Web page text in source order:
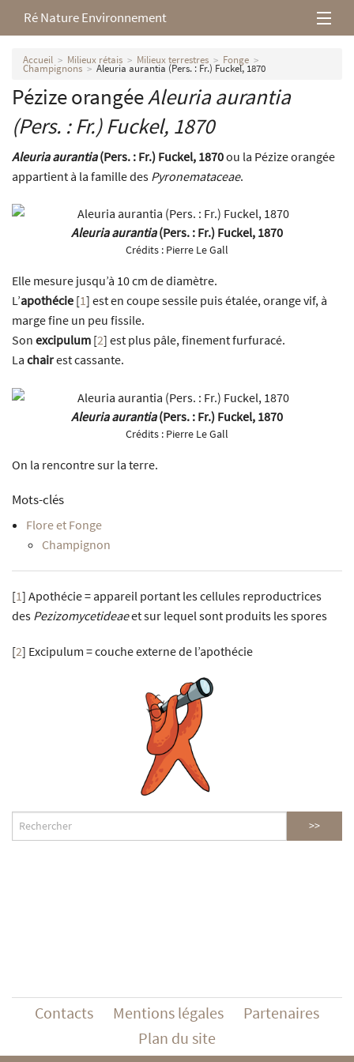
Ré Nature Environnement
L’association
Milieux rétais
Nos parutions
Accueil Milieux rétais Milieux terrestres Fonge
Champignons Aleuria aurantia (Pers. : Fr.) Fuckel, 1870
Pézize orangéeAleuria aurantia
(Pers. : Fr.) Fuckel, 1870
Aleuria aurantia(Pers. : Fr.) Fuckel, 1870ou la Pézize orangée
appartient à la famille des Pyronemataceae.
Aleuria aurantia(Pers. : Fr.) Fuckel, 1870
Crédits : Pierre Le Gall
Elle mesure jusqu’à 10 cm de diamètre.
L’apothécie [1] est en coupe sessile puis étalée, orange vif, à
marge fine un peu fissile.
Son excipulum [2] est plus pâle, finement furfuracé.
La chairest cassante.
Aleuria aurantia(Pers. : Fr.) Fuckel, 1870
Crédits : Pierre Le Gall
On la rencontre sur la terre.
Mots-clés
Flore et Fonge
Champignon
[1] Apothécie = appareil portant les cellules reproductrices
des Pezizomycetideaeet sur lequel sont produits les spores
[2] Excipulum = couche externe de l’apothécie
Contacts Mentions légales
Partenaires
Plan du site